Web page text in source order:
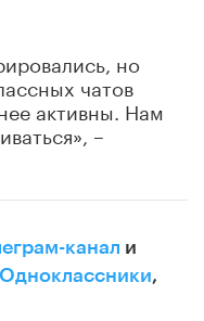
но
чатов
активны. Нам
–
канал и
Одноклассники,